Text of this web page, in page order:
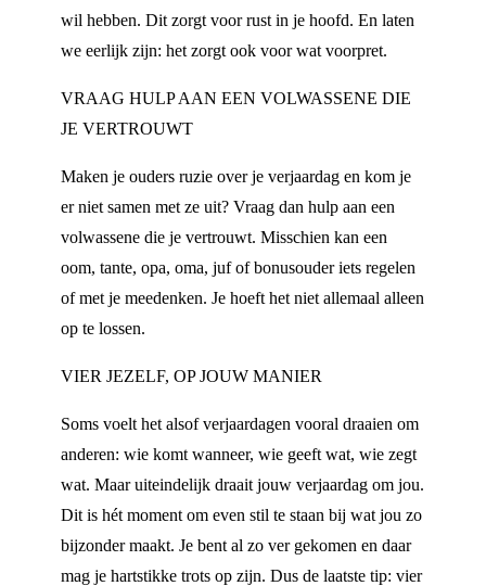
wil hebben. Dit zorgt voor rust in je hoofd. En laten
we eerlijk zijn: het zorgt ook voor wat voorpret.
VRAAG HULP AAN EEN VOLWASSENE DIE
JE VERTROUWT
Maken je ouders ruzie over je verjaardag en kom je
er niet samen met ze uit? Vraag dan hulp aan een
volwassene die je vertrouwt. Misschien kan een
oom, tante, opa, oma, juf of bonusouder iets regelen
of met je meedenken. Je hoeft het niet allemaal alleen
op te lossen.
VIER JEZELF, OP JOUW MANIER
Soms voelt het alsof verjaardagen vooral draaien om
anderen: wie komt wanneer, wie geeft wat, wie zegt
wat. Maar uiteindelijk draait jouw verjaardag om jou.
Dit is hét moment om even stil te staan bij wat jou zo
bijzonder maakt. Je bent al zo ver gekomen en daar
mag je hartstikke trots op zijn. Dus de laatste tip: vier